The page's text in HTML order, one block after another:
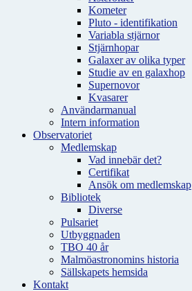
Kometer
Pluto - identifikation
Variabla stjärnor
Stjärnhopar
Galaxer av olika typer
Studie av en galaxhop
Supernovor
Kvasarer
Användarmanual
Intern information
Observatoriet
Medlemskap
Vad innebär det?
Certifikat
Ansök om medlemskap
Bibliotek
Diverse
Pulsariet
Utbyggnaden
TBO 40 år
Malmöastronomins historia
Sällskapets hemsida
Kontakt